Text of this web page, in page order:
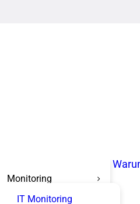
Monitoring
IT Monitoring